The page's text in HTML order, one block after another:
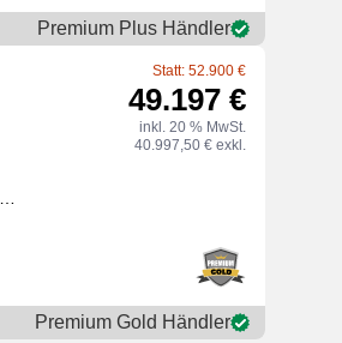
Premium Plus Händler
Statt: 52.900 €
49.197 €
inkl. 20 % MwSt.
40.997,50 € exkl.
Premium Gold Händler